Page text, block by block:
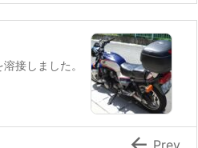
接しました。